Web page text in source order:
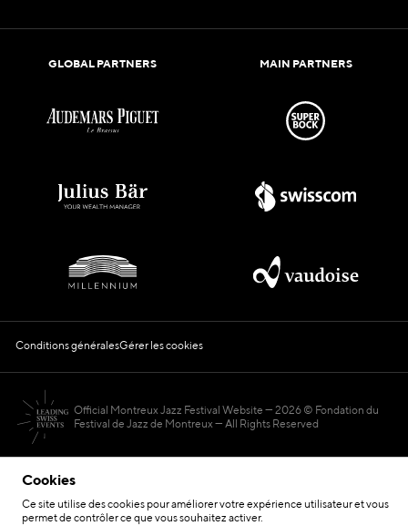
Cookies
Ce site utilise des cookies pour améliorer votre expérience utilisateur et vous
permet de contrôler ce que vous souhaitez activer.
GLOBAL PARTNERS MAIN PARTNERS
Conditions généralesGérer les cookies
Official Montreux Jazz Festival Website
2026 © Fondation du
Festival de Jazz de Montreux — All Rights Reserved